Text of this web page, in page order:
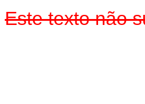
Estetexto não